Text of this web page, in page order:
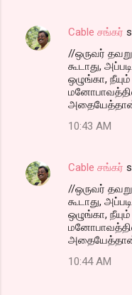
Cable சங்கர்
//ஒருவர்
கூடாது,
ஒழுங்கா,
அதையேத்தான்
10:43 AM
Cable சங்கர்
//ஒருவர்
கூடாது,
ஒழுங்கா,
அதையேத்தான்
10:44 AM